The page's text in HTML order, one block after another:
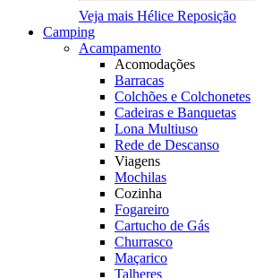
Veja mais Hélice Reposição
Camping
Acampamento
Acomodações
Barracas
Colchões e Colchonetes
Cadeiras e Banquetas
Lona Multiuso
Rede de Descanso
Viagens
Mochilas
Cozinha
Fogareiro
Cartucho de Gás
Churrasco
Maçarico
Talheres